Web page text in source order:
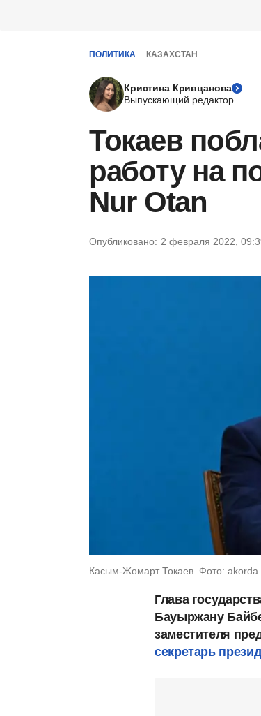
ПОЛИТИКА КАЗАХСТАН
Кристина Кривцанова
Выпускающий редактор
Токаев
работу на
Nur Otan
Опубликовано: 2 февраля 2022,
Касым-Жомарт Токаев. Фото:
Глава
Бауыржану
заместителя
секретарь